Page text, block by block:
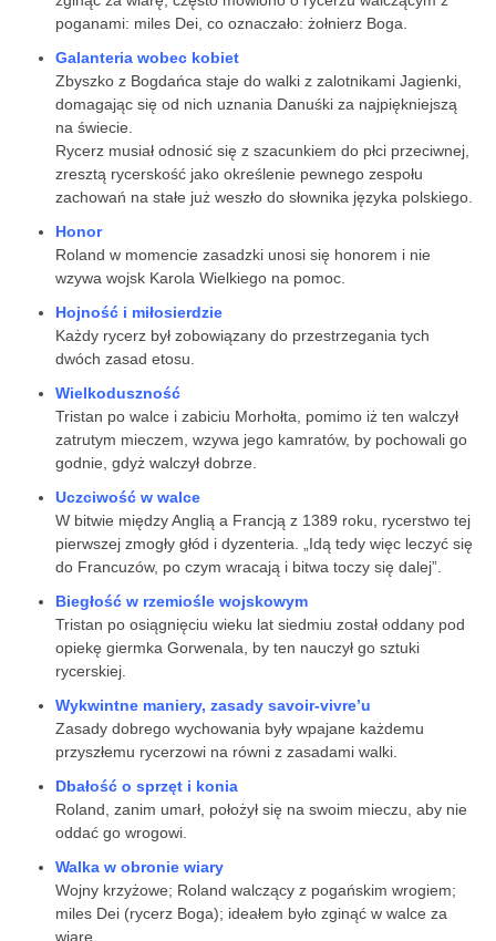
poganami: miles Dei, co oznaczało: żołnierz Boga.
Galanteria wobec kobiet
Zbyszko z Bogdańca staje do walki z zalotnikami Jagienki,
domagając się od nich uznania Danuśki za najpiękniejszą
na świecie.
Rycerz musiał odnosić się z szacunkiem do płci przeciwnej,
zresztą rycerskość jako określenie pewnego zespołu
zachowań na stałe już weszło do słownika języka polskiego.
Honor
Roland w momencie zasadzki unosi się honorem i nie
wzywa wojsk Karola Wielkiego na pomoc.
Hojność i miłosierdzie
Każdy rycerz był zobowiązany do przestrzegania tych
dwóch zasad etosu.
Wielkoduszność
Tristan po walce i zabiciu Morhołta, pomimo iż ten walczył
zatrutym mieczem, wzywa jego kamratów, by pochowali go
godnie, gdyż walczył dobrze.
Uczciwość w walce
W bitwie między Anglią a Francją z 1389 roku, rycerstwo tej
pierwszej zmogły głód i dyzenteria. „Idą tedy więc leczyć się
do Francuzów, po czym wracają i bitwa toczy się dalej”.
Biegłość w rzemiośle wojskowym
Tristan po osiągnięciu wieku lat siedmiu został oddany pod
opiekę giermka Gorwenala, by ten nauczył go sztuki
rycerskiej.
Wykwintne maniery, zasady savoir-vivre’u
Zasady dobrego wychowania były wpajane każdemu
przyszłemu rycerzowi na równi z zasadami walki.
Dbałość o sprzęt i konia
Roland, zanim umarł, położył się na swoim mieczu, aby nie
oddać go wrogowi.
Walka w obronie wiary
Wojny krzyżowe; Roland walczący z pogańskim wrogiem;
miles Dei (rycerz Boga); ideałem było zginąć w walce za
wiarę.